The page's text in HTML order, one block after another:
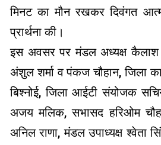
मिनट का मौन रखकर दिवंगत
प्रार्थना की।
इस अवसर पर मंडल अध्यक्ष कैलाश
अंशुल शर्मा व पंकज चौहान, जिला
बिश्नोई, जिला आईटी संयोजक
अजय मलिक, सभासद हरिओम
अनिल राणा, मंडल उपाध्यक्ष श्वेता